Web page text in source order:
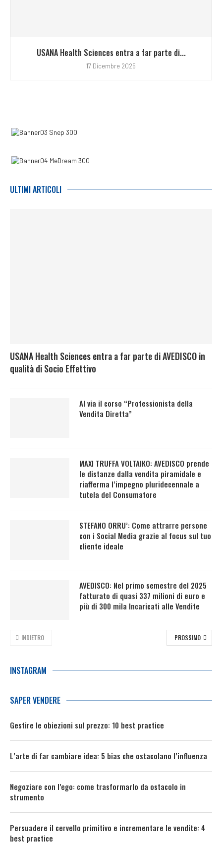
USANA Health Sciences entra a far parte di...
17 Dicembre 2025
ULTIMI ARTICOLI
USANA Health Sciences entra a far parte di AVEDISCO in
qualità di Socio Effettivo
Al via il corso “Professionista della
Vendita Diretta”
MAXI TRUFFA VOLTAIKO: AVEDISCO prende
le distanze dalla vendita piramidale e
riafferma l’impegno pluridecennale a
tutela del Consumatore
STEFANO ORRU’: Come attrarre persone
con i Social Media grazie al focus sul tuo
cliente ideale
AVEDISCO: Nel primo semestre del 2025
fatturato di quasi 337 milioni di euro e
più di 300 mila Incaricati alle Vendite
INDIETRO PROSSIMO
INSTAGRAM
SAPER VENDERE
Gestire le obiezioni sul prezzo: 10 best practice
L’arte di far cambiare idea: 5 bias che ostacolano l’influenza
Negoziare con l’ego: come trasformarlo da ostacolo in
strumento
Persuadere il cervello primitivo e incrementare le vendite: 4
best practice